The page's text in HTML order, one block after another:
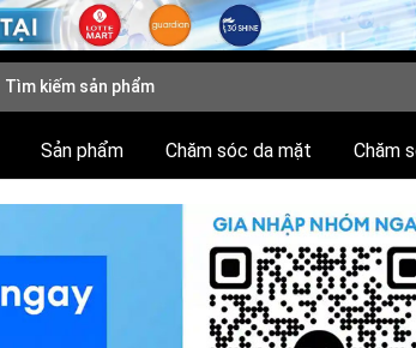
Sản phẩm Chăm sóc da mặt Chăm